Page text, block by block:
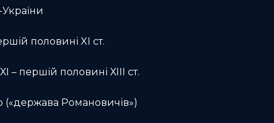
половині XI ст.
– першій половині ХІІІ ст.
(«держава Романовичів»)